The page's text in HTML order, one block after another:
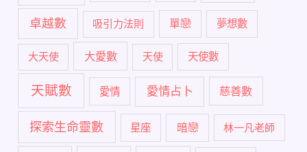
卓越數 吸引力法則 單戀 夢想數
大天使 大愛數 天使 天使數
天賦數 愛情 愛情占卜 慈善數
探索生命靈數 星座 暗戀 林一凡老師